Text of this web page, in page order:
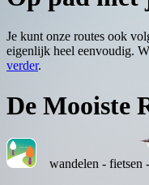
Je kunt onze routes ook
eigenlijk heel eenvoudig.
verder.
De Mooiste
wandelen - fietsen